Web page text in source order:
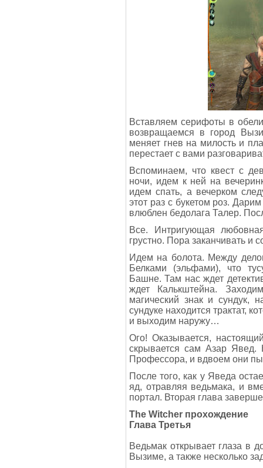
Вставляем серифоты в
возвращаемся в город
меняет гнев на милость и
перестает с вами
Вспоминаем, что квест с
ночи, идем к ней на
идем спать, а вечерком
этот раз с букетом роз.
влюблен бедолага Талер.
Все. Интригующая
грустно. Пора заканчивать и
Идем на болота. Между
Белками (эльфами), что
Башне. Там нас ждет
ждет Калькштейна.
магический знак и сундук,
сундуке находится трактат,
и выходим наружу…
Ого! Оказывается,
скрывается сам Азар Явед.
Профессора, и вдвоем они
После того, как у Яведа
яд, отравляя ведьмака, и
портал. Вторая глава
The Witcher прохождение
Глава Третья
Ведьмак открывает глаза в
Вызиме, а также несколько